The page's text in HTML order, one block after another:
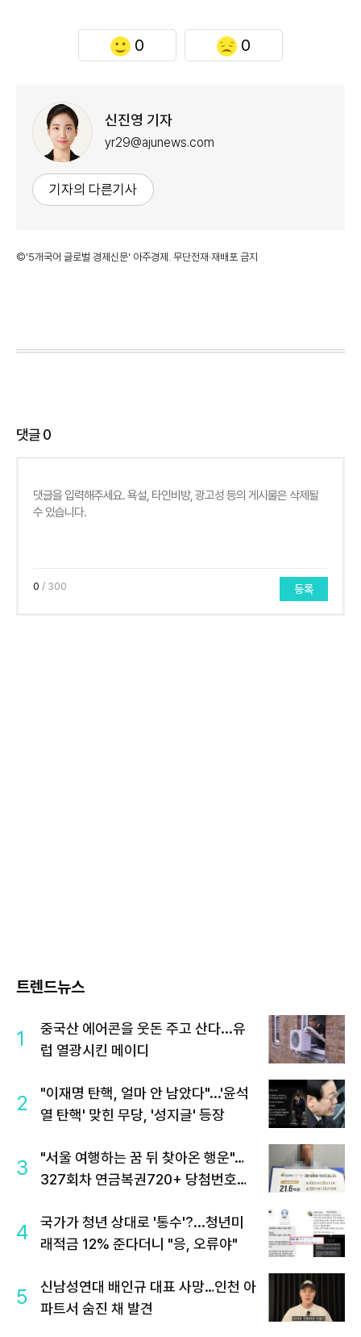
0 0
신진영 기자
yr29@ajunews.com
기자의 다른기사
©'5개국어 글로벌 경제신문' 아주경제. 무단전재·재배포 금지
댓글0
0 / 300 등록
트렌드뉴스
1
중국산 에어콘을 웃돈 주고 산다...유
럽 열광시킨 메이디
2
"이재명 탄핵, 얼마 안 남았다"...'윤석
열 탄핵' 맞힌 무당, '성지글' 등장
3
"서울 여행하는 꿈 뒤 찾아온 행운"…
327회차 연금복권720+ 당첨번호조
4
국가가 청년 상대로 '통수'?...청년미
래적금 12% 준다더니 "응, 오류야"
5
신남성연대 배인규 대표 사망…인천 아
파트서 숨진 채 발견